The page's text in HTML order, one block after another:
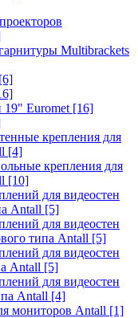
Multibrackets
[6]
19" Euromet [16]
крепления для
[4]
крепления для
[10]
для видеостен
Antall [5]
для видеостен
типа Antall [5]
для видеостен
Antall [5]
для видеостен
Antall [4]
мониторов Antall [1]